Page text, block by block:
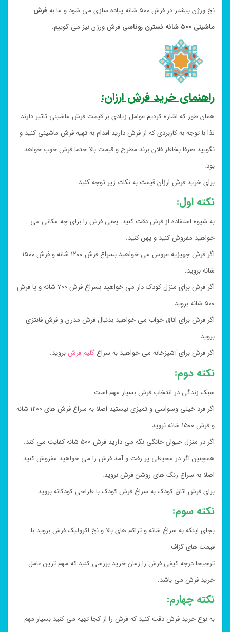
نخ ورژن بیشتر در فرش ۵۰۰ شانه پیاده سازی می شود و ما به
فرش
ماشینی ۵۰۰ شانه نسترن روناسی
فرش ورژن نیز می گوییم.
راهنمای خرید فرش ارزان:
همان طور که اشاره کردیم عوامل زیادی بر قیمت فرش ماشینی تاثیر دارند.
لذا با توجه به کاربردی که از فرش دارید اقدام به تهیه فرش ماشینی کنید و
نگویید صرفا بخاطر فلان برند مطرح و قیمت بالا حتما فرش خوب خواهد
بود.
برای خرید فرش ارزان قیمت به نکات زیر توجه کنید:
نکته اول:
به شیوه استفاده از فرش دقت کنید. یعنی فرش را برای چه مکانی می
خواهید مفروش کنید و پهن کنید.
اگر فرش جهیزیه عروس می خواهید بسراغ فرش ۱۲۰۰ شانه و فرش ۱۵۰۰
شانه بروید.
اگر فرش برای منزل کودک دار می خواهید بسراغ فرش ۷۰۰ شانه و یا فرش
۵۰۰ شانه بروید.
اگر فرش برای اتاق خواب می خواهید بدنبال فرش مدرن و فرش فانتزی
بروید.
اگر فرش برای آشپزخانه می خواهید به سراغ گلیم فرشبروید.
نکته دوم:
سبک زندگی در انتخاب فرش بسیار مهم است.
اگر فرد خیلی وسواسی و تمیزی نیستید اصلا به سراغ فرش های ۱۲۰۰ شانه
و فرش ۱۵۰۰ شانه نروید.
اگر در منزل حیوان خانگی نگه می دارید فرش ۵۰۰ شانه کفایت می کند.
همچنین اگر در محیطی پر رفت و آمد فرش را می خواهید مفروش کنید
اصلا به سراغ رنگ های روشن فرش نروید.
برای فرش اتاق کودک به سراغ فرش کودک با طراحی کودکانه بروید.
نکته سوم:
بجای اینکه به سراغ شانه و تراکم های بالا و نخ اکرولیک فرش بروید با
قیمت های گزاف
ترجیحا درجه کیفی فرش را زمان خرید بررسی کنید که مهم ترین عامل
خرید فرش می باشد.
نکته چهارم:
به نوع خرید فرش دقت کنید که فرش را از کجا تهیه می کنید بسیار مهم